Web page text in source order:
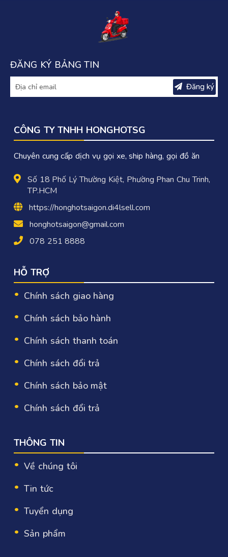
ĐĂNG KÝ BẢNG TIN
Đăng ký
CÔNG TY TNHH HONGHOTSG
Chuyên cung cấp dịch vụ gọi xe, ship hàng, gọi đồ ăn
Số 18 Phố Lý Thường Kiệt, Phường Phan Chu Trinh,
TP.HCM
https://honghotsaigon.di4lsell.com
honghotsaigon@gmail.com
078 251 8888
HỖ TRỢ
Chính sách giao hàng
Chính sách bảo hành
Chính sách thanh toán
Chính sách đổi trả
Chính sách bảo mật
Chính sách đổi trả
THÔNG TIN
Về chúng tôi
Tin tức
Tuyển dụng
Sản phẩm